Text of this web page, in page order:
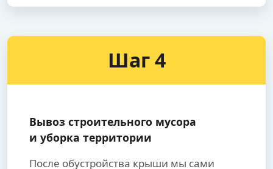
Шаг 4
Вывоз строительного мусора
и уборка территории
После обустройства крыши мы сами